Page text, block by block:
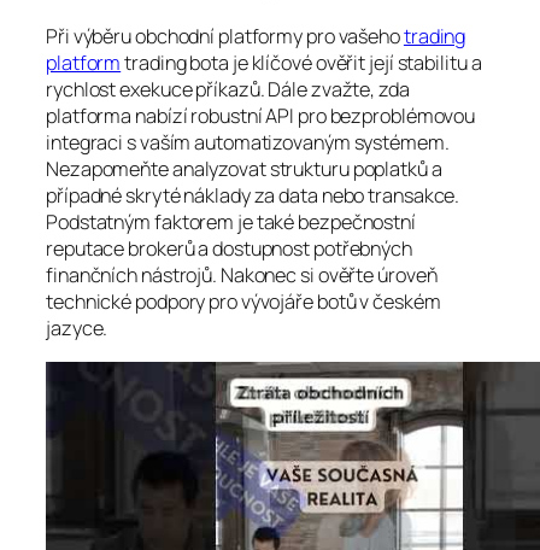
Při výběru obchodní platformy pro vašehotrading
platformtrading bota je klíčové ověřit její stabilitu a
rychlost exekuce příkazů. Dále zvažte, zda
platforma nabízí robustní API pro bezproblémovou
integraci s vaším automatizovaným systémem.
Nezapomeňte analyzovat strukturu poplatků a
případné skryté náklady za data nebo transakce.
Podstatným faktorem je také bezpečnostní
reputace brokerů a dostupnost potřebných
finančních nástrojů. Nakonec si ověřte úroveň
technické podpory pro vývojáře botů v českém
jazyce.